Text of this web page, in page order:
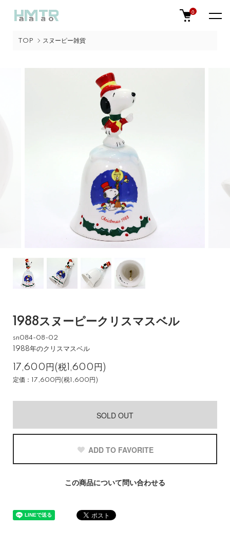
0
TOP スヌーピー雑貨
1988スヌーピークリスマスベル
sn084-08-02
1988年のクリスマスベル
17,600円(税1,600円)
定価：17,600円(税1,600円)
SOLD OUT
ADD TO FAVORITE
この商品について問い合わせる